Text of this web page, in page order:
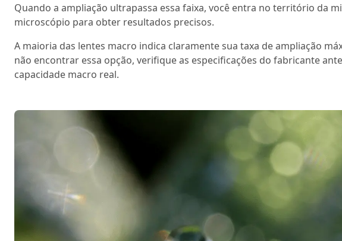
Quando a ampliação ultrapassa essa faixa, você entra no território da
microscópio para obter resultados precisos.
A maioria das lentes macro indica claramente sua taxa de ampliação
não encontrar essa opção, verifique as especificações do fabricante
capacidade macro real.